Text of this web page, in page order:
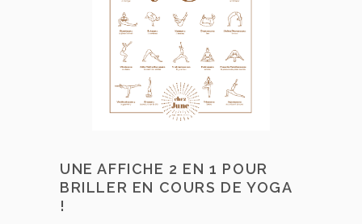
UNE AFFICHE 2 EN 1 POUR
BRILLER EN COURS DE YOGA
!